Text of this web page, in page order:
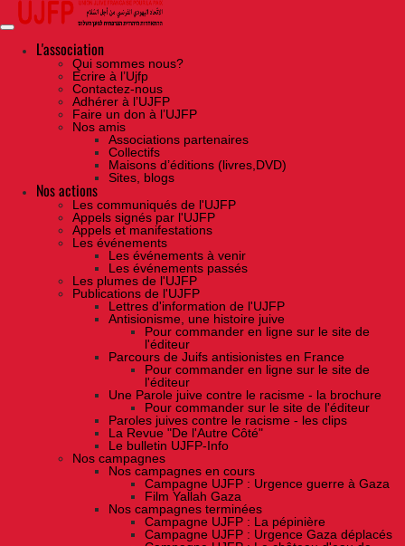
Skip
the
contentL'association
Qui sommes nous?
Ecrire à l’Ujfp
Contactez-nous
Adhérer à l’UJFP
Faire un don à l’UJFP
Nos amis
Associations partenaires
Collectifs
Maisons d’éditions (livres,DVD)
Sites, blogs
Nos actions
Les communiqués de l'UJFP
Appels signés par l'UJFP
Appels et manifestations
Les événements
Les événements à venir
Les événements passés
Les plumes de l'UJFP
Publications de l'UJFP
Lettres d'information de l'UJFP
Antisionisme, une histoire juive
Pour commander en ligne sur le site de
l'éditeur
Parcours de Juifs antisionistes en France
Pour commander en ligne sur le site de
l'éditeur
Une Parole juive contre le racisme - la brochure
Pour commander sur le site de l'éditeur
Paroles juives contre le racisme - les clips
La Revue "De l'Autre Côté"
Le bulletin UJFP-Info
Nos campagnes
Nos campagnes en cours
Campagne UJFP : Urgence guerre à Gaza
Film Yallah Gaza
Nos campagnes terminées
Campagne UJFP : La pépinière
Campagne UJFP : Urgence Gaza déplacés